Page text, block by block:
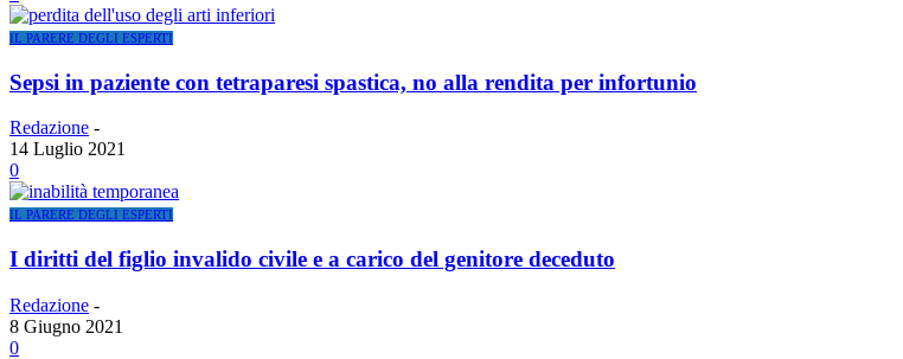
IL PARERE DEGLI ESPERTI
Sepsi in paziente con tetraparesi spastica, no alla rendita per infortunio
Redazione -
14 Luglio 2021
0
IL PARERE DEGLI ESPERTI
I diritti del figlio invalido civile e a carico del genitore deceduto
Redazione -
8 Giugno 2021
0